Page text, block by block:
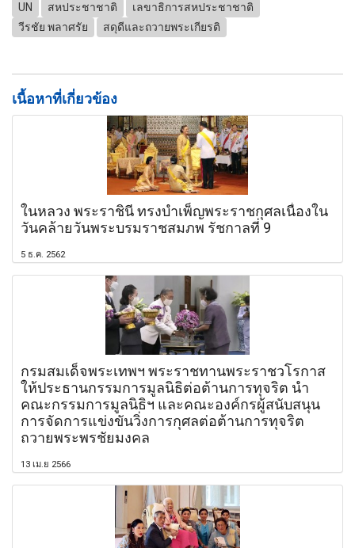
UN สหประชาชาติ
เลขาธิการสหประชาชาติ
วีรชัย พลาศรัย
สดุดีและถวายพระเกียรติ
เนื้อหาที่เกี่ยวข้อง
ในหลวง พระราชินี ทรงบำเพ็ญพระราชกุศลเนื่องใน
วันคล้ายวันพระบรมราชสมภพ รัชกาลที่ 9
5 ธ.ค. 2562
กรมสมเด็จพระเทพฯ พระราชทานพระราชวโรกาส
ให้ประธานกรรมการมูลนิธิต่อต้านการทุจริต นำ
คณะกรรมการมูลนิธิฯ และคณะองค์กรผู้สนับสนุน
การจัดการแข่งขันวิ่งการกุศลต่อต้านการทุจริต
ถวายพระพรชัยมงคล
13 เม.ย 2566